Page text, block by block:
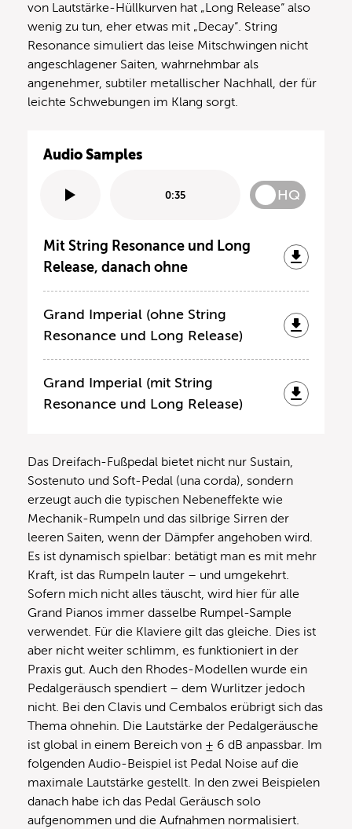
von Lautstärke-Hüllkurven hat „Long Release“ also
wenig zu tun, eher etwas mit „Decay“. String
Resonance simuliert das leise Mitschwingen nicht
angeschlagener Saiten, wahrnehmbar als
angenehmer, subtiler metallischer Nachhall, der für
leichte Schwebungen im Klang sorgt.
Audio Samples
0:35 HQ
Mit String Resonance und Long
Release, danach ohne
Grand Imperial (ohne String
Resonance und Long Release)
Grand Imperial (mit String
Resonance und Long Release)
Das Dreifach-Fußpedal bietet nicht nur Sustain,
Sostenuto und Soft-Pedal (una corda), sondern
erzeugt auch die typischen Nebeneffekte wie
Mechanik-Rumpeln und das silbrige Sirren der
leeren Saiten, wenn der Dämpfer angehoben wird.
Es ist dynamisch spielbar: betätigt man es mit mehr
Kraft, ist das Rumpeln lauter – und umgekehrt.
Sofern mich nicht alles täuscht, wird hier für alle
Grand Pianos immer dasselbe Rumpel-Sample
verwendet. Für die Klaviere gilt das gleiche. Dies ist
aber nicht weiter schlimm, es funktioniert in der
Praxis gut. Auch den Rhodes-Modellen wurde ein
Pedalgeräusch spendiert – dem Wurlitzer jedoch
nicht. Bei den Clavis und Cembalos erübrigt sich das
Thema ohnehin. Die Lautstärke der Pedalgeräusche
ist global in einem Bereich von ± 6 dB anpassbar. Im
folgenden Audio-Beispiel ist Pedal Noise auf die
maximale Lautstärke gestellt. In den zwei Beispielen
danach habe ich das Pedal Geräusch solo
aufgenommen und die Aufnahmen normalisiert.